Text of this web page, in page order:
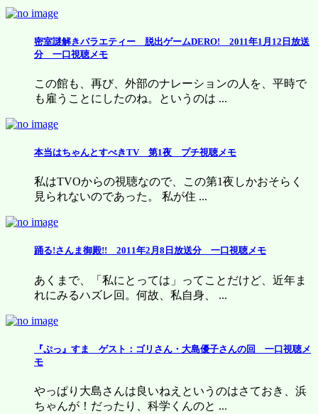
密室謎解きバラエティー 脱出ゲームDERO! 2011年1月12日放送
分 一口視聴メモ
この館も、再び、外部のナレーションの人を、平時で
も雇うことにしたのね。というのは ...
本当はちゃんとすべきTV 第1夜 プチ視聴メモ
私はTVOからの視聴なので、この第1夜しかおそらく
見られないのであった。 私が住 ...
踊る!さんま御殿!! 2011年2月8日放送分 一口視聴メモ
あくまで、「私にとっては」ってことだけど、近年ま
れにみるハズレ回。何故、私自身、 ...
『ぷっ』すま ゲスト：ゴリさん・大島優子さんの回 一口視聴メ
モ
やっぱり大島さんは良いねえというのはさておき、浜
ちゃんが！だったり、科学くんのと ...